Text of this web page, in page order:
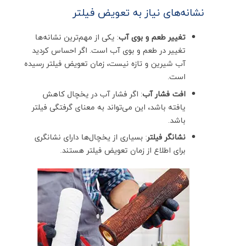
نشانه‌های نیاز به تعویض فیلتر
تغییر طعم و بوی آب: یکی از مهم‌ترین نشانه‌ها
تغییر در طعم و بوی آب است. اگر احساس کردید
آب شیرین و تازه نیست، زمان تعویض فیلتر رسیده
است.
افت فشار آب: اگر فشار آب در یخچال کاهش
یافته باشد، این می‌تواند به معنای گرفتگی فیلتر
باشد.
نشانگر فیلتر: بسیاری از یخچال‌ها دارای نشانگری
برای اطلاع از زمان تعویض فیلتر هستند.